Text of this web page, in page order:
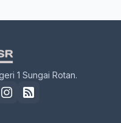
1 Sungai Rotan.